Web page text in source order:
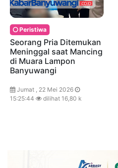
Peristiwa
Seorang Pria Ditemukan
Meninggal saat Mancing
di Muara Lampon
Banyuwangi
Jumat , 22 Mei 2026
15:25:44
dilihat 16,80 k